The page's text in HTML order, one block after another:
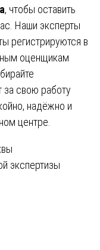
, чтобы оставить
Наши эксперты
регистрируются в
оценщикам
за свою работу
надёжно и
центре.
экспертизы